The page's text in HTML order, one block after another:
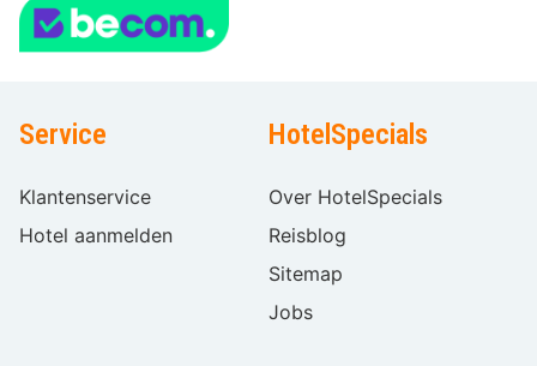
Service
Klantenservice
Hotel aanmelden
HotelSpecials
Over HotelSpecials
Reisblog
Sitemap
Jobs